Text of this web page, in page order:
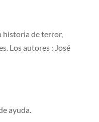
historia de terror,
Los autores : José
ayuda.